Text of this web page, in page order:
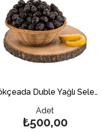
Gökçeada Duble Yağlı Sele Zeytin 1 kg. (260-290)
Adet
₺500,00